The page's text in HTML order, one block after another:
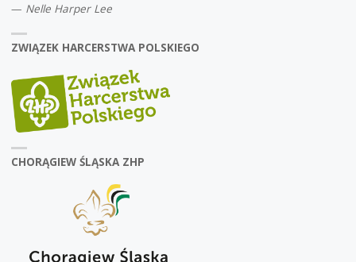
— Nelle Harper Lee
ZWIĄZEK HARCERSTWA POLSKIEGO
CHORĄGIEW ŚLĄSKA ZHP